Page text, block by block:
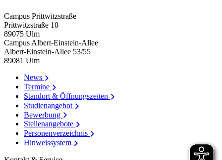
Campus Prittwitzstraße
Prittwitzstraße 10
89075 Ulm
Campus Albert-Einstein-Allee
Albert-Einstein-Allee 53/​55
89081 Ulm
News
Termine
Standort & Öffnungszeiten
Studienangebot
Bewerbung
Stellenangebote
Personenverzeichnis
Hinweissystem